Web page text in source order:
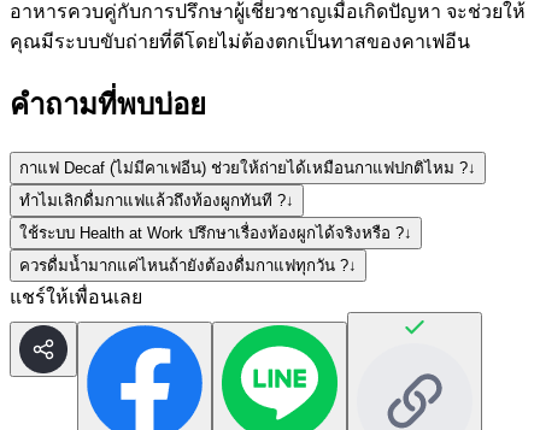
อาหารควบคู่กับการปรึกษาผู้เชี่ยวชาญเมื่อเกิดปัญหา จะช่วยให้
คุณมีระบบขับถ่ายที่ดีโดยไม่ต้องตกเป็นทาสของคาเฟอีน
คำถามที่พบบ่อย
กาแฟ Decaf (ไม่มีคาเฟอีน) ช่วยให้ถ่ายได้เหมือนกาแฟปกติไหม ?↓
ทำไมเลิกดื่มกาแฟแล้วถึงท้องผูกทันที ?↓
ใช้ระบบ Health at Work ปรึกษาเรื่องท้องผูกได้จริงหรือ ?↓
ควรดื่มน้ำมากแค่ไหนถ้ายังต้องดื่มกาแฟทุกวัน ?↓
แชร์ให้เพื่อนเลย